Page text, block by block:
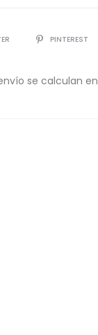
PINTEREST
se calculan